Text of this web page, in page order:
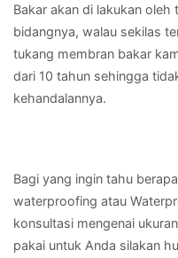
Bakar akan di lakukan
bidangnya, walau sekilas
tukang membran bakar
dari 10 tahun sehingga
kehandalannya.
Bagi yang ingin tahu
waterproofing atau
konsultasi mengenai
pakai untuk Anda silakan